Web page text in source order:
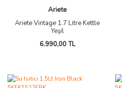
Ariete
Ariete Vintage 1.7 Litre Kettle
Yeşil
6.990,00 TL